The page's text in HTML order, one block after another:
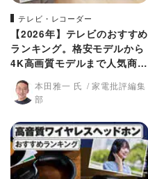
テレビ・レコーダー
【2026年】テレビのおすすめ
ランキング。格安モデルから
4K高画質モデルまで人気商品
を紹介
本田雅一 氏
家電批評編集
部